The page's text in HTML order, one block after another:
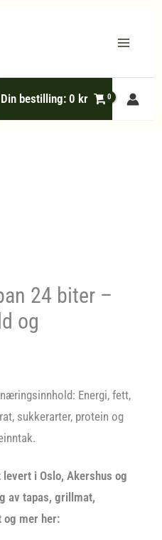
Din bestilling:0 kr
24 biter –
og
Energi, fett,
sukkerarter, protein og
i Oslo, Akershus og
av tapas, grillmat,
og mer her: